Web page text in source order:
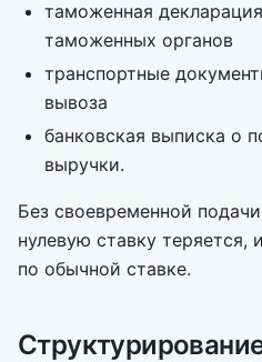
таможенная
таможенных органов
транспортные
вывоза
банковская выписка о
выручки.
Без своевременной
нулевую ставку теряется,
по обычной ставке.